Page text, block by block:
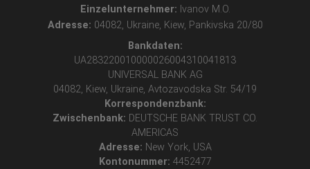
Einzelunternehmer: Ivanov M.O.
Adresse: 04082, Ukraine, Kiew, Pankivska 20/80
Bankdaten:
UA283220010000026004310041813
UNIVERSAL BANK AG
04082, Kiew, Ukraine, Avtozavodska Str. 54/19
Korrespondenzbank:
Zwischenbank: DEUTSCHE BANK TRUST CO.
AMERICAS
Adresse: New York, USA
Kontonummer: 4452477